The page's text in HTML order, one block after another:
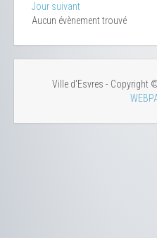
Jour suivant
Aucun évènement trouvé
Ville d'Esvres - Copyright